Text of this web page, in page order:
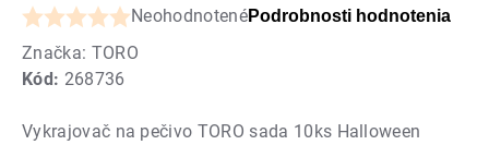
Kód: 268736
Priemerné
hodnotenie
produktu
0,0
NeohodnotenéPodrobnosti hodnotenia
Značka: TORO
Vykrajovač na pečivo TORO sada 10ks Halloween